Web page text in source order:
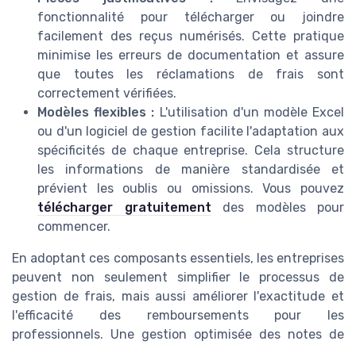
fonctionnalité pour télécharger ou joindre
facilement des reçus numérisés. Cette pratique
minimise les erreurs de documentation et assure
que toutes les réclamations de frais sont
correctement vérifiées.
Modèles flexibles : L'utilisation d'un modèle Excel
ou d'un logiciel de gestion facilite l'adaptation aux
spécificités de chaque entreprise. Cela structure
les informations de manière standardisée et
prévient les oublis ou omissions. Vous pouvez
télécharger gratuitement des modèles pour
commencer.
En adoptant ces composants essentiels, les entreprises
peuvent non seulement simplifier le processus de
gestion de frais, mais aussi améliorer l'exactitude et
l'efficacité des remboursements pour les
professionnels. Une gestion optimisée des notes de